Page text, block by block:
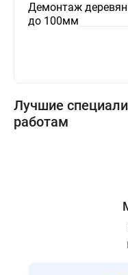
Демонтаж
до 100мм
Лучшие
работам